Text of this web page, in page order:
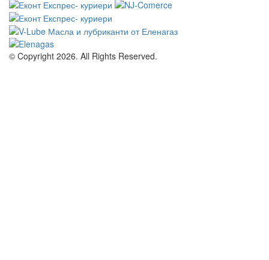
© Copyright 2026. All Rights Reserved.